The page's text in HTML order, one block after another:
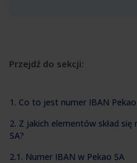
Przejdź do sekcji:
1. Co to jest numer IBAN Pekao
2. Z jakich elementów skład
SA?
2.1. Numer IBAN w Pekao SA